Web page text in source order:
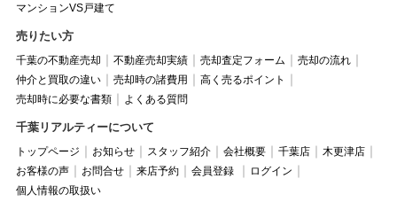
マンションVS戸建て
売りたい方
千葉の不動産売却 不動産売却実績 売却査定フォーム
売却の流れ
仲介と買取の違い
売却時の諸費用
高く売るポイント
売却時に必要な書類
よくある質問
千葉リアルティーについて
トップページ お知らせ スタッフ紹介 会社概要 千葉店
木更津店
お客様の声
お問合せ 来店予約 会員登録
ログイン
個人情報の取扱い